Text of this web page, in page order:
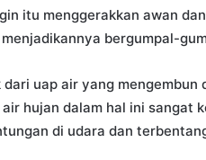
itu menggerakkan awan
bergumpal-
uap air yang
hujan dalam hal ini sangat
di udara dan